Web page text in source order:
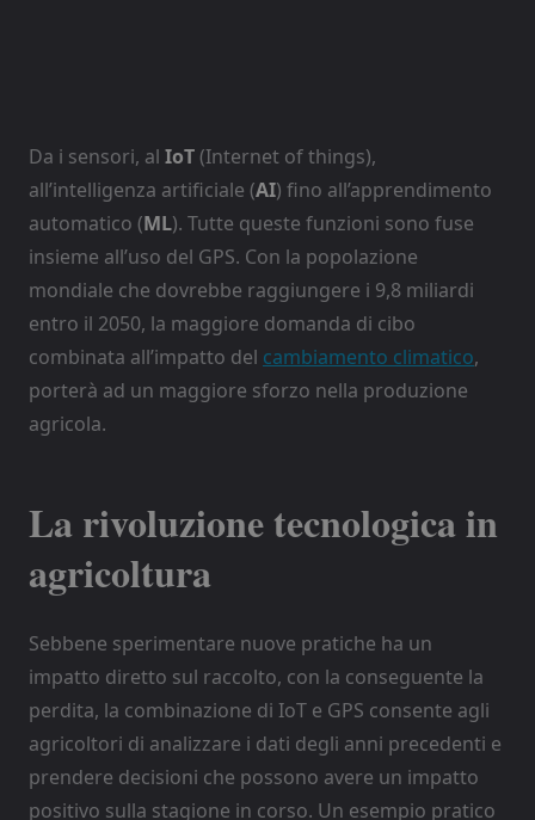
Da i sensori, al IoT(Internet of things),
all’intelligenza artificiale (AI) fino all’apprendimento
automatico (ML). Tutte queste funzioni sono fuse
insieme all’uso del GPS. Con la popolazione
mondiale che dovrebbe raggiungere i 9,8 miliardi
entro il 2050, la maggiore domanda di cibo
combinata all’impatto del cambiamento climatico,
porterà ad un maggiore sforzo nella produzione
agricola.
La rivoluzione tecnologica in
agricoltura
Sebbene sperimentare nuove pratiche ha un
impatto diretto sul raccolto, con la conseguente la
perdita, la combinazione di IoT e GPS consente agli
agricoltori di analizzare i dati degli anni precedenti e
prendere decisioni che possono avere un impatto
positivo sulla stagione in corso. Un esempio pratico